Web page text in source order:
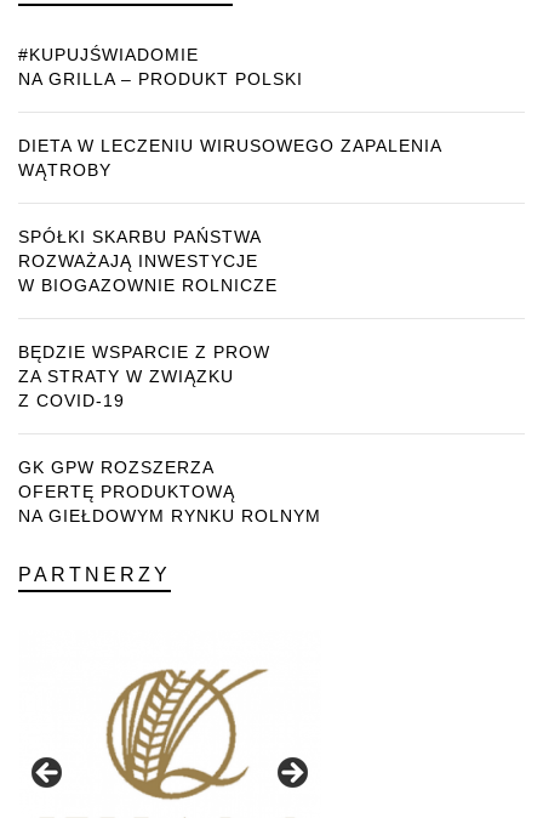
#KUPUJŚWIADOMIE
NA GRILLA – PRODUKT POLSKI
DIETA W LECZENIU WIRUSOWEGO ZAPALENIA
WĄTROBY
SPÓŁKI SKARBU PAŃSTWA
ROZWAŻAJĄ INWESTYCJE
W BIOGAZOWNIE ROLNICZE
BĘDZIE WSPARCIE Z PROW
ZA STRATY W ZWIĄZKU
Z COVID-19
GK GPW ROZSZERZA
OFERTĘ PRODUKTOWĄ
NA GIEŁDOWYM RYNKU ROLNYM
PARTNERZY